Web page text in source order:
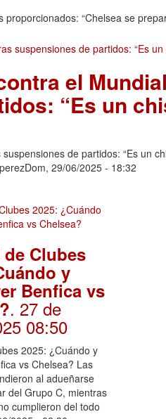
“Chelsea se
el
“Es un
de partidos: “Es un
29/06/2025 - 18:32
Clubes
y
Benfica vs
. 27 de
08:50
2025: ¿Cuándo y
vs Chelsea? Las
al adueñarse
del Grupo C, mientras
cumplieron del todo